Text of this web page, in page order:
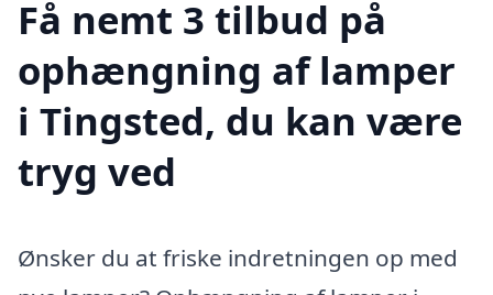
Få nemt 3 tilbud på
ophængning af lamper
i Tingsted, du kan være
tryg ved
Ønsker du at friske indretningen op med